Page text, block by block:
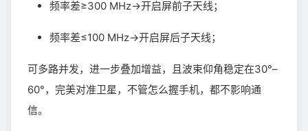
频率差≥300 MHz→开启屏前子天线；
频率差≤100 MHz→开启屏后子天线；
可多路并发，进一步叠加增益，且波束仰角稳定在30°–
60°，完美对准卫星，不管怎么握手机，都不影响通
信。